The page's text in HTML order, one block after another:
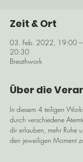
Zeit & Ort
03. Feb. 2022, 19:00
20:30
Breathwork
Über die
In diesem 4 teiligen
durch verschiedene
dir erlauben, mehr Ruhe
den jeweiligen Moment